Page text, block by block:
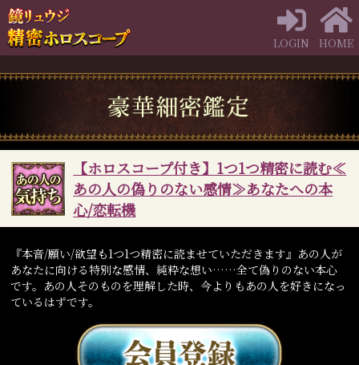
LOGIN HOME
【ホロスコープ付き】1つ1つ精密に読む≪
あの人の偽りのない感情≫あなたへの本
心/恋転機
『本音/願い/欲望も1つ1つ精密に読ませていただきます』あの人が
あなたに向ける特別な感情、純粋な想い……全て偽りのない本心
です。あの人そのものを理解した時、今よりもあの人を好きになっ
ているはずです。